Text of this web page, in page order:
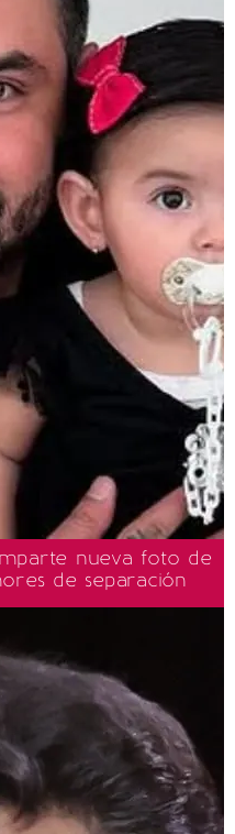
nueva foto de
de separación